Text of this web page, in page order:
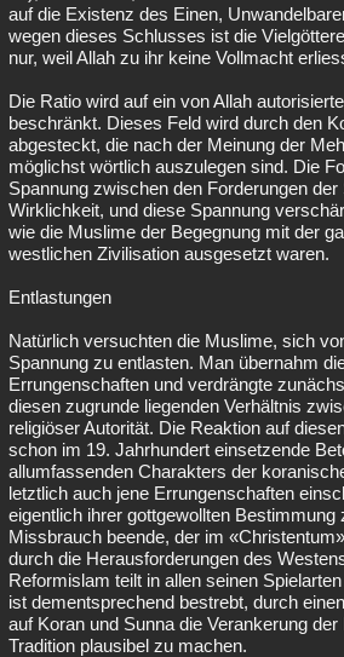
auf die Existenz des Einen,
wegen dieses Schlusses ist die
nur, weil Allah zu ihr keine Vollmacht
Die Ratio wird auf ein von Allah
beschränkt. Dieses Feld wird durch den
abgesteckt, die nach der Meinung der
möglichst wörtlich auszulegen sind. Die
Spannung zwischen den Forderungen
Wirklichkeit, und diese Spannung
wie die Muslime der Begegnung mit der
westlichen Zivilisation ausgesetzt waren.
Entlastungen
Natürlich versuchten die Muslime, sich
Spannung zu entlasten. Man übernahm
Errungenschaften und verdrängte
diesen zugrunde liegenden Verhältnis
religiöser Autorität. Die Reaktion auf
schon im 19. Jahrhundert einsetzende
allumfassenden Charakters der
letztlich auch jene Errungenschaften
eigentlich ihrer gottgewollten Bestimmung
Missbrauch beende, der im
durch die Herausforderungen des
Reformislam teilt in allen seinen
ist dementsprechend bestrebt, durch
auf Koran und Sunna die Verankerung
Tradition plausibel zu machen.